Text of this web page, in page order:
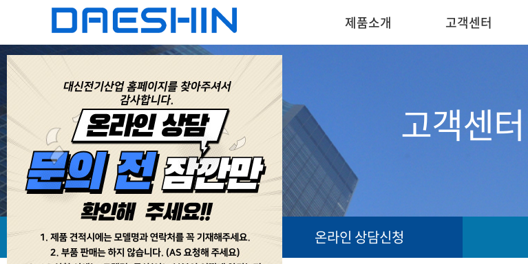
제품소개 고객센터
고객센터
자주묻는질문 온라인 상담신청